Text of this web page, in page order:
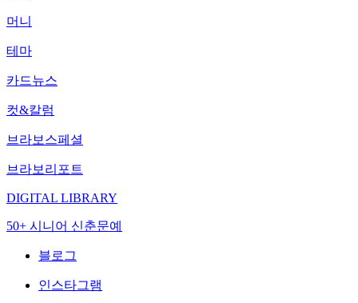
머니
테마
카드뉴스
컷&칼럼
브라보스페셜
브라보리포트
DIGITAL LIBRARY
50+ 시니어 신춘문예
블로그
인스타그램